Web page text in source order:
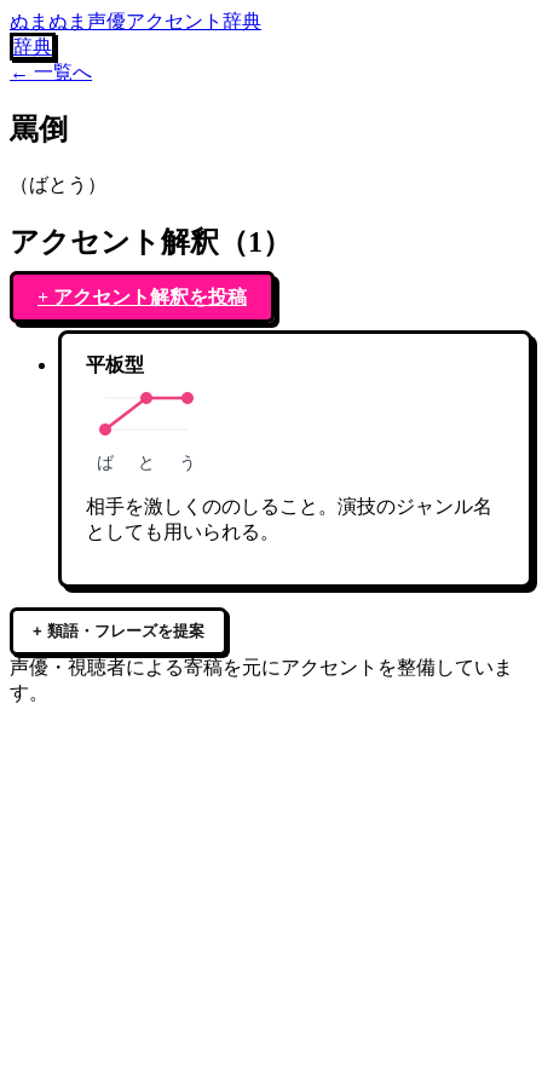
ぬまぬま声優アクセント辞典
辞典
← 一覧へ
罵倒
（ばとう ）
アクセント解釈（1）
+ アクセント解釈を投稿
平板型
ば と う
相手を激しくののしること。演技のジャンル名
としても用いられる。
+ 類語・フレーズを提案
声優・視聴者による寄稿を元にアクセントを整備していま
す。